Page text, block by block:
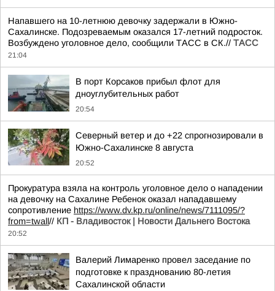
Напавшего на 10-летнюю девочку задержали в Южно-
Сахалинске. Подозреваемым оказался 17-летний подросток.
Возбуждено уголовное дело, сообщили ТАСС в СК.// ТАСС
21:04
В порт Корсаков прибыл флот для
дноуглубительных работ
20:54
Северный ветер и до +22 спрогнозировали в
Южно-Сахалинске 8 августа
20:52
Прокуратура взяла на контроль уголовное дело о нападении
на девочку на Сахалине Ребенок оказал нападавшему
сопротивление https://www.dv.kp.ru/online/news/7111095/?
from=twall// КП - Владивосток | Новости Дальнего Востока
20:52
Валерий Лимаренко провел заседание по
подготовке к празднованию 80-летия
Сахалинской области